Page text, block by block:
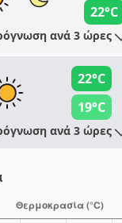
22°C
ανά 3 ώρες
22°C
19°C
ανά 3 ώρες